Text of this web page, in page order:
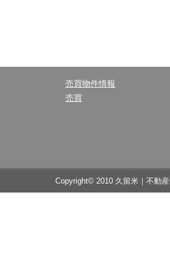
売買物件情報
売買
Copyright© 2010 久留米｜不動